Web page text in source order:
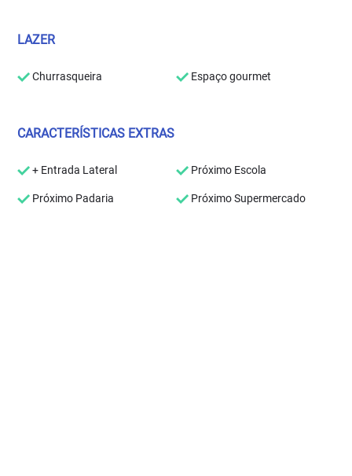
LAZER
Churrasqueira Espaço gourmet
CARACTERÍSTICAS EXTRAS
+ Entrada Lateral Próximo Escola
Próximo Padaria Próximo Supermercado